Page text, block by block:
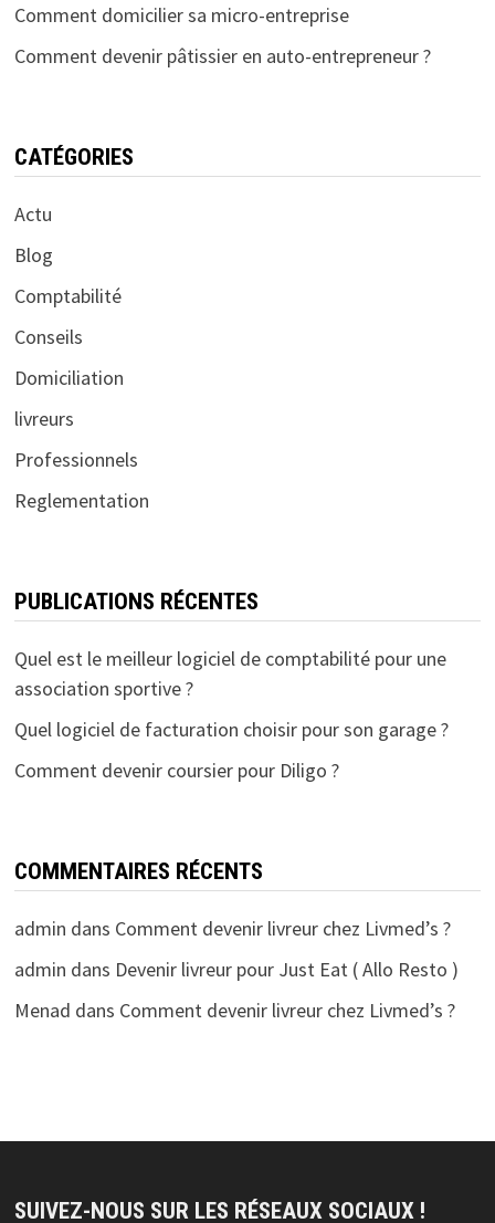
Comment domicilier sa micro-entreprise
Comment devenir pâtissier en auto-entrepreneur ?
CATÉGORIES
Actu
Blog
Comptabilité
Conseils
Domiciliation
livreurs
Professionnels
Reglementation
PUBLICATIONS RÉCENTES
Quel est le meilleur logiciel de comptabilité pour une
association sportive ?
Quel logiciel de facturation choisir pour son garage ?
Comment devenir coursier pour Diligo ?
COMMENTAIRES RÉCENTS
admin dans Comment devenir livreur chez Livmed’s ?
admin dans Devenir livreur pour Just Eat ( Allo Resto )
Menad dans Comment devenir livreur chez Livmed’s ?
SUIVEZ-NOUS SUR LES RÉSEAUX SOCIAUX !